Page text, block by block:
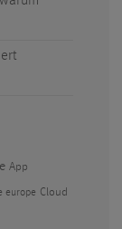
App
europe Cloud